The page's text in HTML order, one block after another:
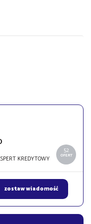
52
OFERT
KREDYTOWY
zostaw wiadomość